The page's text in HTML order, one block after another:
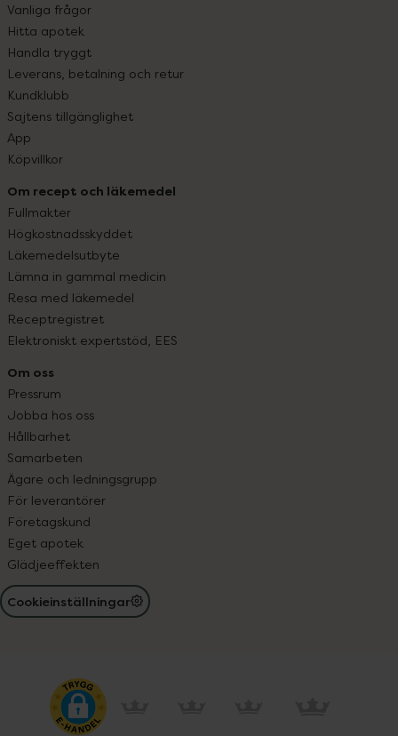
Vanliga frågor
Hitta apotek
Handla tryggt
Leverans, betalning och retur
Kundklubb
Sajtens tillgänglighet
App
Köpvillkor
Om recept och läkemedel
Fullmakter
Högkostnadsskyddet
Läkemedelsutbyte
Lämna in gammal medicin
Resa med läkemedel
Receptregistret
Elektroniskt expertstöd, EES
Om oss
Pressrum
Jobba hos oss
Hållbarhet
Samarbeten
Ägare och ledningsgrupp
För leverantörer
Företagskund
Eget apotek
Glädjeeffekten
Cookieinställningar